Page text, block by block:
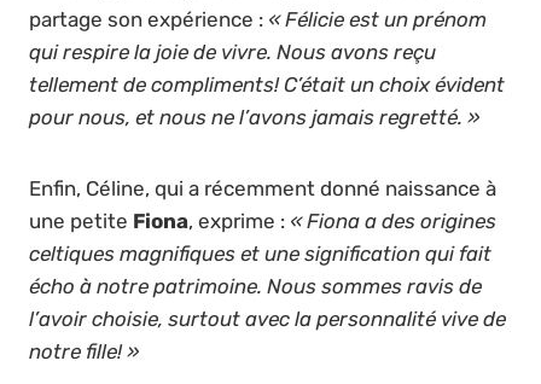
partage son expérience : « Félicie est un prénom
qui respire la joie de vivre. Nous avons reçu
tellement de compliments! C’était un choix évident
pour nous, et nous ne l’avons jamais regretté. »
Enfin, Céline, qui a récemment donné naissance à
une petite Fiona, exprime : « Fiona a des origines
celtiques magnifiques et une signification qui fait
écho à notre patrimoine. Nous sommes ravis de
l’avoir choisie, surtout avec la personnalité vive de
notre fille! »